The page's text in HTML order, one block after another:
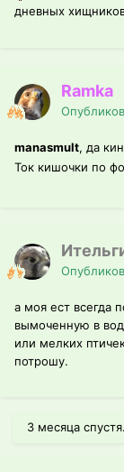
дневных
Ramka
manasmult, да
Ток кишочки по
а моя ест всегда
вымоченную в
или мелких
потрошу.
3 месяца